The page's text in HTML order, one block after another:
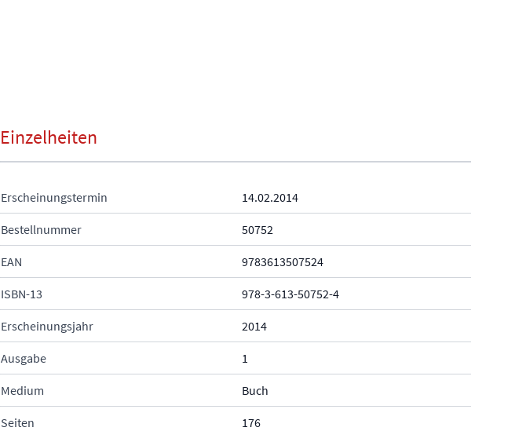
Einzelheiten
Erscheinungstermin 14.02.2014
Bestellnummer 50752
EAN 9783613507524
ISBN-13 978-3-613-50752-4
Erscheinungsjahr 2014
Ausgabe 1
Medium Buch
Seiten 176